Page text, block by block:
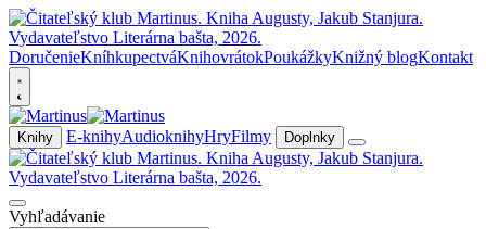
DoručenieKníhkupectváKnihovrátokPoukážkyKnižný blogKontakt
Knihy E-knihyAudioknihyHryFilmy Doplnky
Vyhľadávanie